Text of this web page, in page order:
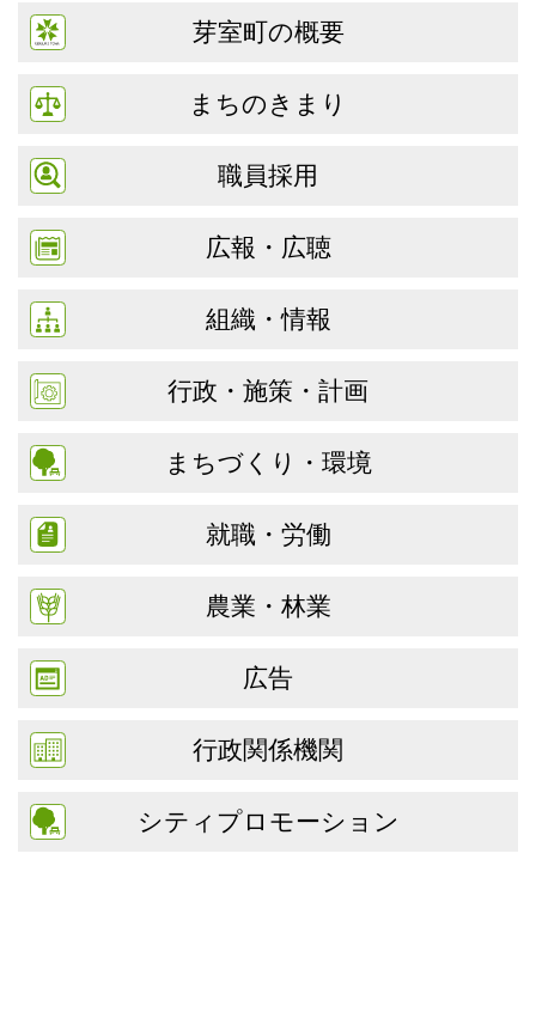
芽室町の概要
まちのきまり
職員採用
広報・広聴
組織・情報
行政・施策・計画
まちづくり・環境
就職・労働
農業・林業
広告
行政関係機関
シティプロモーション